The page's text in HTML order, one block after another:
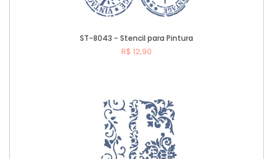
ST-8043 - Stencil para Pintura
R$ 12,90